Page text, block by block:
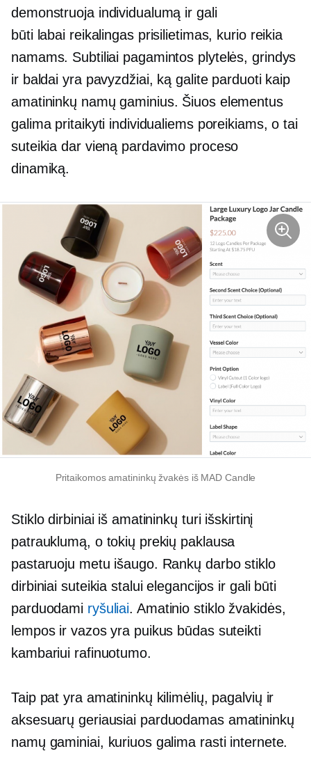
demonstruoja individualumą ir gali
būti labai reikalingasprisilietimas, kurio reikia
namams. Subtiliai pagamintos plytelės, grindys
ir baldai yra pavyzdžiai, ką galite parduoti kaip
amatininkų namų gaminius. Šiuos elementus
galima pritaikyti individualiems poreikiams, o tai
suteikia dar vieną pardavimo proceso
dinamiką.
Pritaikomos amatininkų žvakės iš MAD Candle
Stiklo dirbiniai iš amatininkų turi išskirtinį
patrauklumą, o tokių prekių paklausa
pastaruoju metu išaugo. Rankų darbo stiklo
dirbiniai suteikia stalui elegancijos ir gali būti
parduodami ryšuliai. Amatinio stiklo žvakidės,
lempos ir vazos yra puikus būdas suteikti
kambariui rafinuotumo.
Taip pat yra amatininkų kilimėlių, pagalvių ir
aksesuarųgeriausiai parduodamasamatininkų
namų gaminiai, kuriuos galima rasti internete.